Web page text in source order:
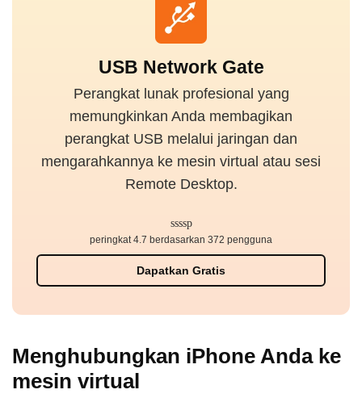
USB Network Gate
Perangkat lunak profesional yang
memungkinkan Anda membagikan
perangkat USB melalui jaringan dan
mengarahkannya ke mesin virtual atau sesi
Remote Desktop.
Dapatkan Gratis
peringkat 4.7 berdasarkan 372 pengguna
Menghubungkan iPhone Anda ke
mesin virtual